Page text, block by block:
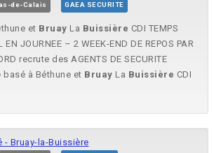
de-Calais GAEA SECURITE
et Bruay La Buissière CDI TEMPS
EN JOURNEE – 2 WEEK-END DE REPOS PAR
recrute des AGENTS DE SECURITE
basé à Béthune et Bruay La Buissière CDI
Bruay-la-Buissière